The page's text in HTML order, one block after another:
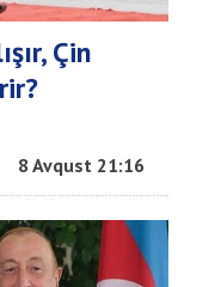
Çin
8 Avqust 21:16